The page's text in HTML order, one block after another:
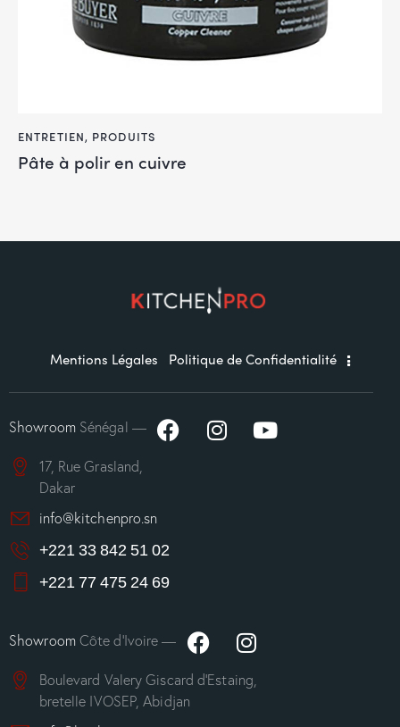
ENTRETIEN, PRODUITS
Pâte à polir en cuivre
Mentions Légales Politique de Confidentialité
ShowroomSénégal —
17, Rue Grasland,
Dakar
info@kitchenpro.sn
+221 33 842 51 02
+221 77 475 24 69
ShowroomCôte d’Ivoire —
Boulevard Valery Giscard d’Estaing,
bretelle IVOSEP, Abidjan